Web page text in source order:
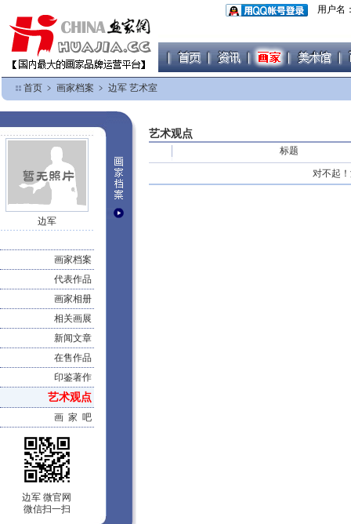
用户名
首页 ﹥ 画家档案 ﹥ 边军 艺术室
边军
画家档案
代表作品
画家相册
相关画展
新闻文章
在售作品
印鉴著作
艺术观点
画 家 吧
边军 微官网
微信扫一扫
艺术观点
标题
对不起